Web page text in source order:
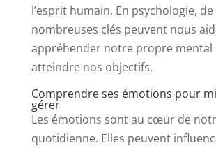
l’esprit humain. En psychologie, de
nombreuses clés peuvent nous
appréhender notre propre mental
atteindre nos objectifs.
Comprendre ses émotions pour
gérer
Les émotions sont au cœur de
quotidienne. Elles peuvent